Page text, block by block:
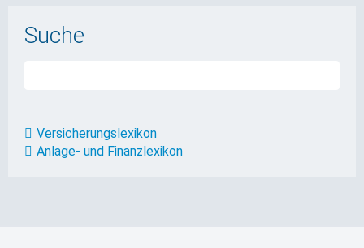
Suche
Versicherungslexikon
Anlage- und Finanzlexikon